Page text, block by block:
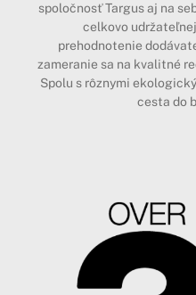
spoločnosť Targus aj na
celkovo
prehodnotenie
zameranie sa na kvalitné
Spolu s rôznymi
cesta do